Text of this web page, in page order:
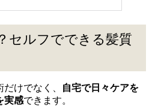
セルフでできる髪質
けでなく、
自宅で日々ケアを
実感できます。